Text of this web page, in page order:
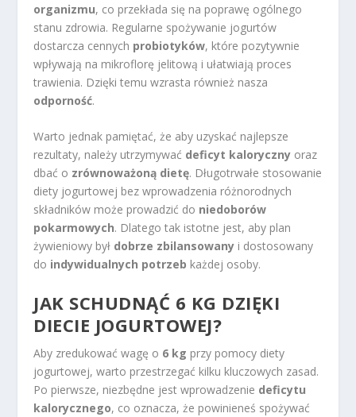
organizmu, co przekłada się na poprawę ogólnego
stanu zdrowia. Regularne spożywanie jogurtów
dostarcza cennych probiotyków, które pozytywnie
wpływają na mikroflorę jelitową i ułatwiają proces
trawienia. Dzięki temu wzrasta również nasza
odporność.
Warto jednak pamiętać, że aby uzyskać najlepsze
rezultaty, należy utrzymywać deficyt kaloryczny oraz
dbać o zrównoważoną dietę. Długotrwałe stosowanie
diety jogurtowej bez wprowadzenia różnorodnych
składników może prowadzić do niedoborów
pokarmowych. Dlatego tak istotne jest, aby plan
żywieniowy był dobrze zbilansowany i dostosowany
do indywidualnych potrzeb każdej osoby.
JAK SCHUDNĄĆ 6 KG DZIĘKI
DIECIE JOGURTOWEJ?
Aby zredukować wagę o 6 kg przy pomocy diety
jogurtowej, warto przestrzegać kilku kluczowych zasad.
Po pierwsze, niezbędne jest wprowadzenie deficytu
kalorycznego, co oznacza, że powinieneś spożywać